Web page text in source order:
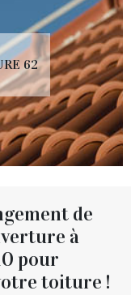
62
de
à
pour
toiture !